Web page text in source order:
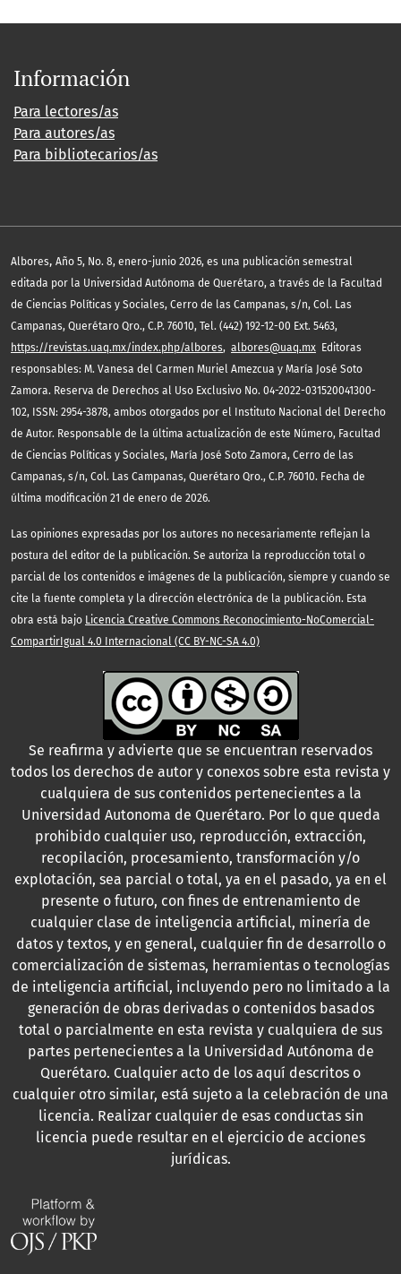
Información
Para lectores/as
Para autores/as
Para bibliotecarios/as
Albores, Año 5, No. 8, enero-junio 2026, es una publicación semestral
editada por la Universidad Autónoma de Querétaro, a través de la Facultad
de Ciencias Políticas y Sociales, Cerro de las Campanas, s/n, Col. Las
Campanas, Querétaro Qro., C.P. 76010, Tel. (442) 192-12-00 Ext. 5463,
https://revistas.uaq.mx/index.php/albores, albores@uaq.mx Editoras
responsables: M. Vanesa del Carmen Muriel Amezcua y María José Soto
Zamora. Reserva de Derechos al Uso Exclusivo No. 04-2022-031520041300-
102, ISSN: 2954-3878, ambos otorgados por el Instituto Nacional del Derecho
de Autor. Responsable de la última actualización de este Número, Facultad
de Ciencias Políticas y Sociales, María José Soto Zamora, Cerro de las
Campanas, s/n, Col. Las Campanas, Querétaro Qro., C.P. 76010. Fecha de
última modificación 21 de enero de 2026.
Las opiniones expresadas por los autores no necesariamente reflejan la
postura del editor de la publicación. Se autoriza la reproducción total o
parcial de los contenidos e imágenes de la publicación, siempre y cuando se
cite la fuente completa y la dirección electrónica de la publicación. Esta
obra está bajo Licencia Creative Commons Reconocimiento-NoComercial-
CompartirIgual 4.0 Internacional (CC BY-NC-SA 4.0)
Se reafirma y advierte que se encuentran reservados
todos los derechos de autor y conexos sobre esta revista y
cualquiera de sus contenidos pertenecientes a la
Universidad Autonoma de Querétaro. Por lo que queda
prohibido cualquier uso, reproducción, extracción,
recopilación, procesamiento, transformación y/o
explotación, sea parcial o total, ya en el pasado, ya en el
presente o futuro, con fines de entrenamiento de
cualquier clase de inteligencia artificial, minería de
datos y textos, y en general, cualquier fin de desarrollo o
comercialización de sistemas, herramientas o tecnologías
de inteligencia artificial, incluyendo pero no limitado a la
generación de obras derivadas o contenidos basados
total o parcialmente en esta revista y cualquiera de sus
partes pertenecientes a la Universidad Autónoma de
Querétaro. Cualquier acto de los aquí descritos o
cualquier otro similar, está sujeto a la celebración de una
licencia. Realizar cualquier de esas conductas sin
licencia puede resultar en el ejercicio de acciones
jurídicas.